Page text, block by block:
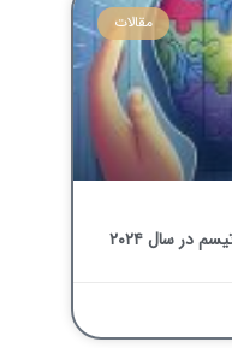
مقالات
در سال ۲۰۲۴